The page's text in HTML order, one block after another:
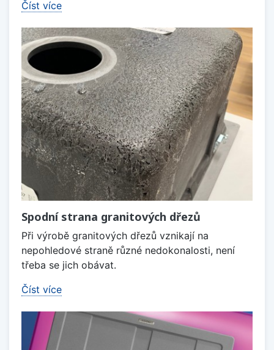
Číst více
Spodní strana granitových dřezů
Při výrobě granitových dřezů vznikají na
nepohledové straně různé nedokonalosti, není
třeba se jich obávat.
Číst více